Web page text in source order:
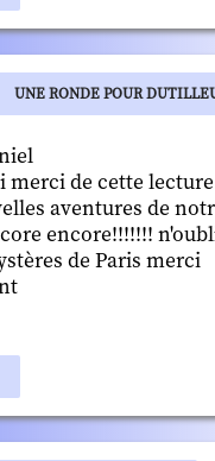
UNE RONDE POUR
merci de cette
aventures de
encore!!!!!!!
de Paris merci